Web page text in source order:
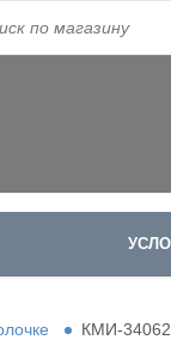
8-800-500-1973
КМИ-34062